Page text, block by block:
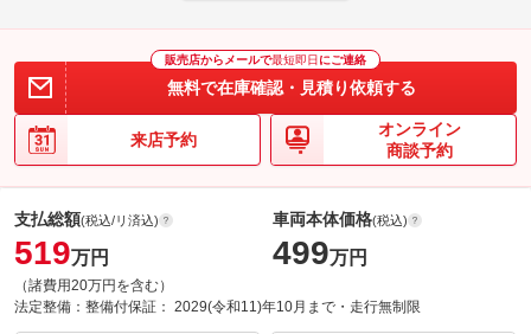
販売店からメールで最短即日 にご連絡
無料で在庫確認・見積り依頼する
来店予約
オンライン
商談予約
支払総額(税込/リ済込)
519万円
（諸費用20万円を含む）
車両本体価格(税込)
499万円
法定整備： 整備付保証： 2029(令和11)年10月まで・走行無制限